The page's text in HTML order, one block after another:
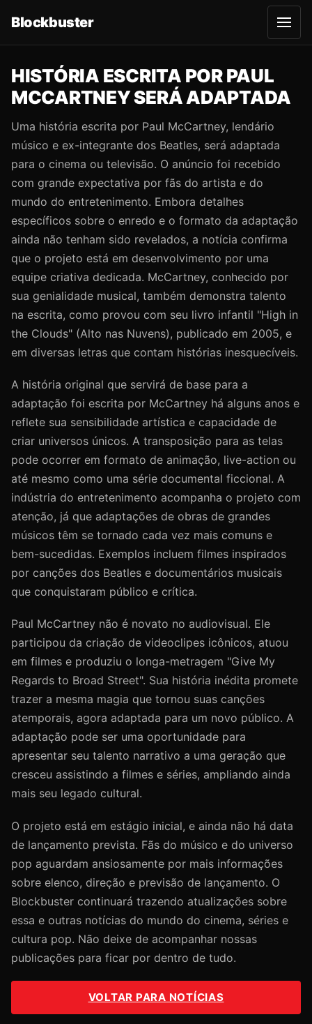
Blockbuster
A
b
r
e
n
HISTÓRIA ESCRITA POR PAUL
MCCARTNEY SERÁ ADAPTADA
Uma história escrita por Paul McCartney, lendário
músico e ex-integrante dos Beatles, será adaptada
para o cinema ou televisão. O anúncio foi recebido
com grande expectativa por fãs do artista e do
mundo do entretenimento. Embora detalhes
específicos sobre o enredo e o formato da adaptação
ainda não tenham sido revelados, a notícia confirma
que o projeto está em desenvolvimento por uma
equipe criativa dedicada. McCartney, conhecido por
sua genialidade musical, também demonstra talento
na escrita, como provou com seu livro infantil "High in
the Clouds" (Alto nas Nuvens), publicado em 2005, e
em diversas letras que contam histórias inesquecíveis.
A história original que servirá de base para a
adaptação foi escrita por McCartney há alguns anos e
reflete sua sensibilidade artística e capacidade de
criar universos únicos. A transposição para as telas
pode ocorrer em formato de animação, live-action ou
até mesmo como uma série documental ficcional. A
indústria do entretenimento acompanha o projeto com
atenção, já que adaptações de obras de grandes
músicos têm se tornado cada vez mais comuns e
bem-sucedidas. Exemplos incluem filmes inspirados
por canções dos Beatles e documentários musicais
que conquistaram público e crítica.
Paul McCartney não é novato no audiovisual. Ele
participou da criação de videoclipes icônicos, atuou
em filmes e produziu o longa-metragem "Give My
Regards to Broad Street". Sua história inédita promete
trazer a mesma magia que tornou suas canções
atemporais, agora adaptada para um novo público. A
adaptação pode ser uma oportunidade para
apresentar seu talento narrativo a uma geração que
cresceu assistindo a filmes e séries, ampliando ainda
mais seu legado cultural.
O projeto está em estágio inicial, e ainda não há data
de lançamento prevista. Fãs do músico e do universo
pop aguardam ansiosamente por mais informações
sobre elenco, direção e previsão de lançamento. O
Blockbuster continuará trazendo atualizações sobre
essa e outras notícias do mundo do cinema, séries e
cultura pop. Não deixe de acompanhar nossas
publicações para ficar por dentro de tudo.
VOLTAR PARA NOTÍCIAS